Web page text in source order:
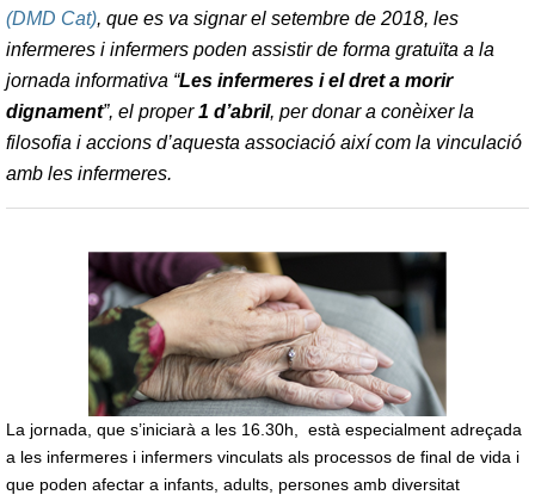
(DMD Cat), que es va signar el setembre de 2018, les
infermeres i infermers poden assistir de forma gratuïta a la
jornada informativa “Les infermeres i el dret a morir
dignament”, el proper1 d’abril, per donar a conèixer la
filosofia i accions d’aquesta associació així com la vinculació
amb les infermeres.
La jornada, que s’iniciarà a les 16.30h, està especialment adreçada
a les infermeres i infermers vinculats als processos de final de vida i
que poden afectar a infants, adults, persones amb diversitat